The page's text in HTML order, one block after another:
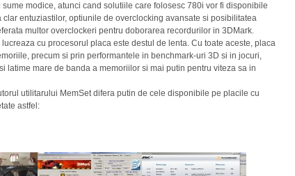
modice, atunci cand solutiile care folosesc 780i vor fi disponibile
entuziastilor, optiunile de overclocking avansate si posibilitatea
multor overclockeri pentru doborarea recordurilor in 3DMark.
cu procesorul placa este destul de lenta. Cu toate aceste, placa
precum si prin performantele in benchmark-uri 3D si in jocuri,
latime mare de banda a memoriilor si mai putin pentru viteza sa in
utilitarului MemSet difera putin de cele disponibile pe placile cu
astfel: